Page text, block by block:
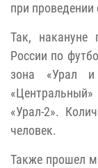
при проведении
Так, накануне
России по
зона «Урал
«Урал-2».
человек.
Также прошел